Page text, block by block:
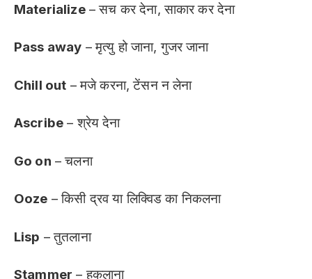
Materialize– सच कर देना, साकार कर देना
Pass away – मृत्यु हो जाना, गुजर जाना
Chill out – मजे करना, टेंसन न लेना
Ascribe – श्रेय देना
Go on – चलना
Ooze – किसी द्रव या लिक्विड का निकलना
Lisp – तुतलाना
Stammer – हकलाना